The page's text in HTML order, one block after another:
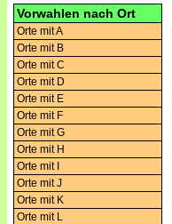
Vorwahlen nach Ort
Orte mit A
Orte mit B
Orte mit C
Orte mit D
Orte mit E
Orte mit F
Orte mit G
Orte mit H
Orte mit I
Orte mit J
Orte mit K
Orte mit L